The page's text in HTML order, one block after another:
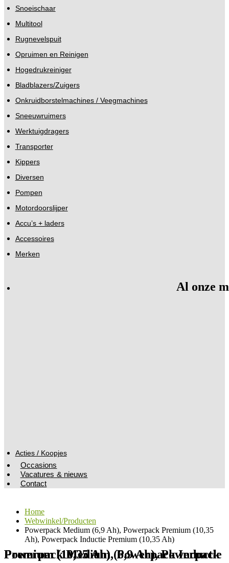
Snoeischaar
Multitool
Rugnevelspuit
Opruimen en Reinigen
Hogedrukreiniger
Bladblazers/Zuigers
Onkruidborstelmachines / Veegmachines
Sneeuwruimers
Werktuigdragers
Transporter
Kippers
Diversen
Pompen
Motordoorslijper
Accu’s + laders
Accessoires
Merken
Al onze
Acties / Koopjes
Occasions
Vacatures & nieuws
Contact
Home
Webwinkel/Producten
Powerpack Medium (6,9 Ah), Powerpack Premium (10,35
Ah), Powerpack Inductie Premium (10,35 Ah)
Powerpack Medium (6,9 Ah), Powerpack Premium (10,35 Ah), Powerpack Inductie Premium (10,35 Ah)